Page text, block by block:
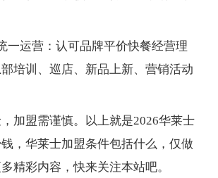
运营：认可品牌平价快餐经营理
培训、巡店、新品上新、营销活动
盟需谨慎。以上就是2026华莱士
，华莱士加盟条件包括什么，仅做
精彩内容，快来关注本站吧。